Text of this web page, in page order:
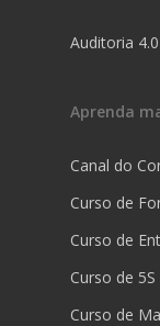
Auditoria 4.0
Aprenda
Canal do
Curso de
Curso de
Curso de
Curso de